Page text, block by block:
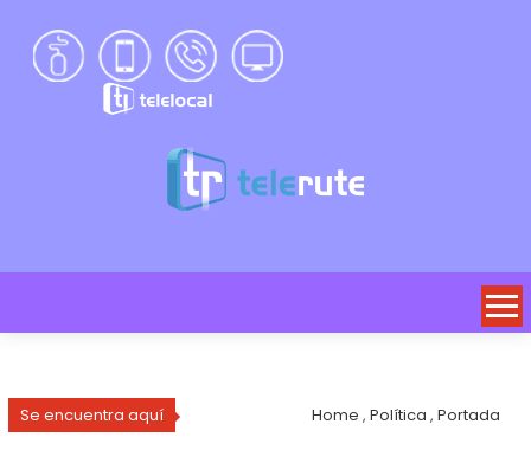
Se encuentra aquí Home ,Política ,Portada